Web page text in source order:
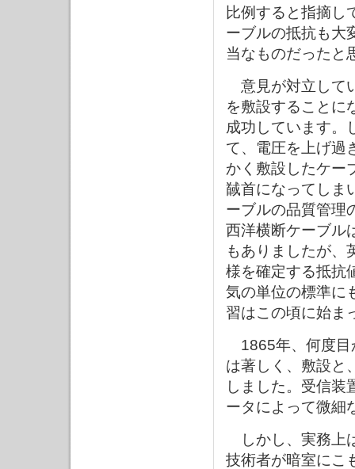
比例すると指摘し
ーブルの抵抗も大
当なものだったと
意見が対立して
を敷設することに
成功しています。
て、電圧を上げ過
かく敷設したケー
馘首になってしま
ーブルの品質管理
西洋横断ケーブル
もありましたが、
様を確定する抵抗
気の単位の標準に
習はこの頃に始ま
1865年、何度目
は著しく、敷設と
しました。受信装
ータによって微細
しかし、実務上
技術者が暗室にこ